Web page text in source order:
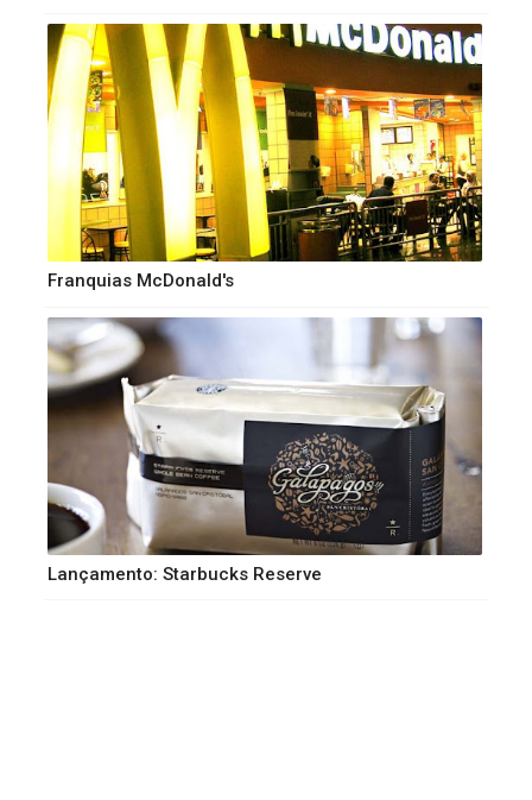
Franquias McDonald's
Lançamento: Starbucks Reserve